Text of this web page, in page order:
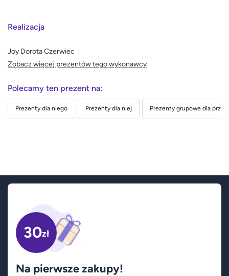
Realizacja
Joy Dorota Czerwiec
Zobacz więcej prezentów tego wykonawcy
Polecamy ten prezent na:
Prezenty dla niego Prezenty dla niej Prezenty grupowe dla
30zł
Na pierwsze zakupy!